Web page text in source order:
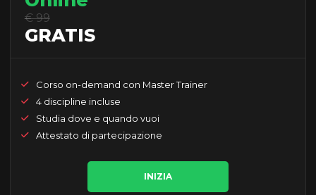
€ 99
GRATIS
Corso on-demand con Master Trainer
4 discipline incluse
Studia dove e quando vuoi
Attestato di partecipazione
INIZIA